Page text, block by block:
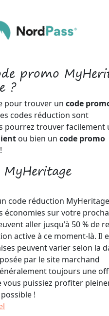
promo
?
pour trouver un code
codes réduction sont
pourrez trouver facilement
ou bien un code promo
!
MyHeritage
code réduction
économies sur votre
aller jusqu'à 50 % de
active à ce moment-là. Il
peuvent varier selon la
par le site marchand
toujours une
puissiez profiter
!